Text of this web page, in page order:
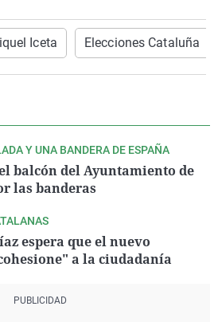
Iceta Elecciones Cataluña
Y UNA BANDERA DE ESPAÑA
balcón del Ayuntamiento de
las banderas
espera que el nuevo
a la ciudadanía